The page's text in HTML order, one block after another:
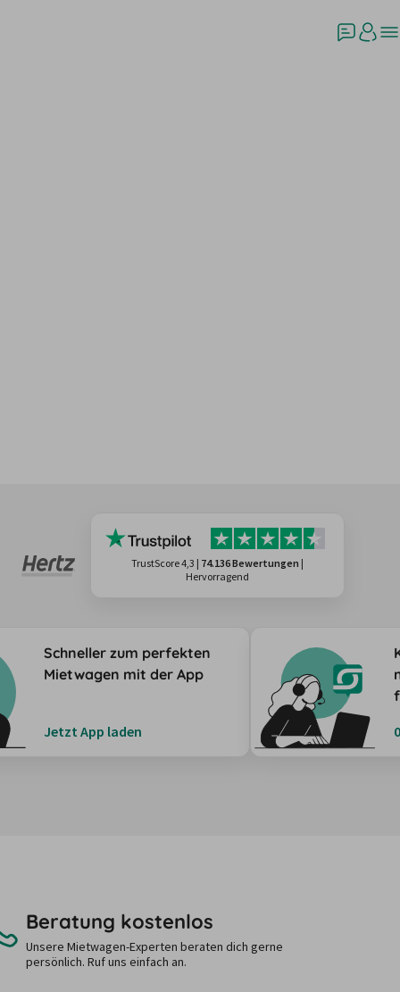
TrustScore 4,3 | 74.136 Bewertungen |
Hervorragend
Schneller zum perfekten
Mietwagen mit der App
Jetzt App laden
Beratung kostenlos
Unsere Mietwagen-Experten beraten dich gerne
persönlich. Ruf uns einfach an.